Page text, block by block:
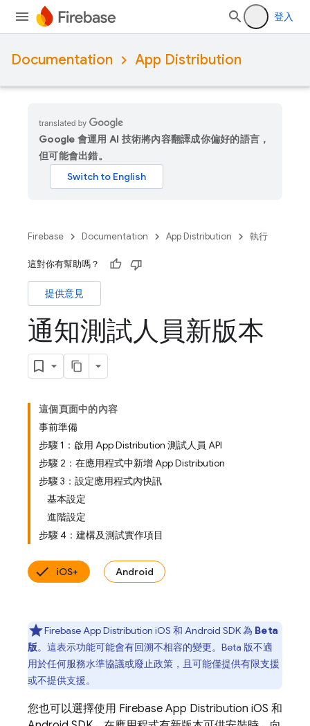
登入
Documentation App Distribution
Google 會運用 AI 技術將內容翻譯成你偏好的語言，
但可能會出錯。
Firebase Documentation App Distribution 執行
這對你有幫助嗎？
提供意見
通知測試人員新版本
這個頁面中的內容
事前準備
步驟 1：啟用 App Distribution 測試人員 API
步驟 2：在應用程式中新增 App Distribution
步驟 3：設定應用程式內快訊
基本設定
進階設定
步驟 4：建構及測試實作項目
iOS+ Android
Firebase App Distribution iOS 和 Android SDK 為 Beta
版。這表示功能可能會有回溯不相容的變更。Beta 版不適
用於任何服務水準協議或廢止政策，且可能僅提供有限支援
或不提供支援。
您也可以選擇使用 Firebase App Distribution iOS 和